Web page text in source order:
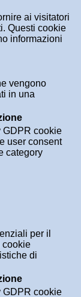
ai visitatori
Questi cookie
informazioni
vengono
in una
GDPR cookie
user consent
category
per il
cookie
di
GDPR cookie